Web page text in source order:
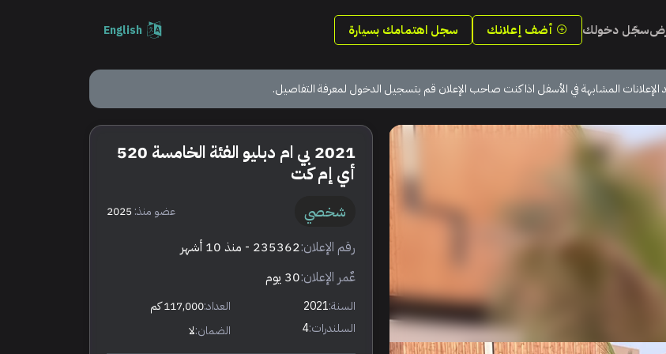
سجّل دخولك أضف إعلانك سجل اهتمامك بسيارة English
المشابهة في الأسفل اذا كنت صاحب الإعلان قم بتسجيل الدخول لمعرفة التفاصيل.
2021 بي ام دبليو الفئة الخامسة 520
أي إم كت
شخصي عضو منذ:2025
رقم الإعلان:235362 - منذ 10 أشهر
عٌمر الإعلان:30 يوم
السنة:2021 العداد:117,000 كم
السلندرات:4 الضمان:لا